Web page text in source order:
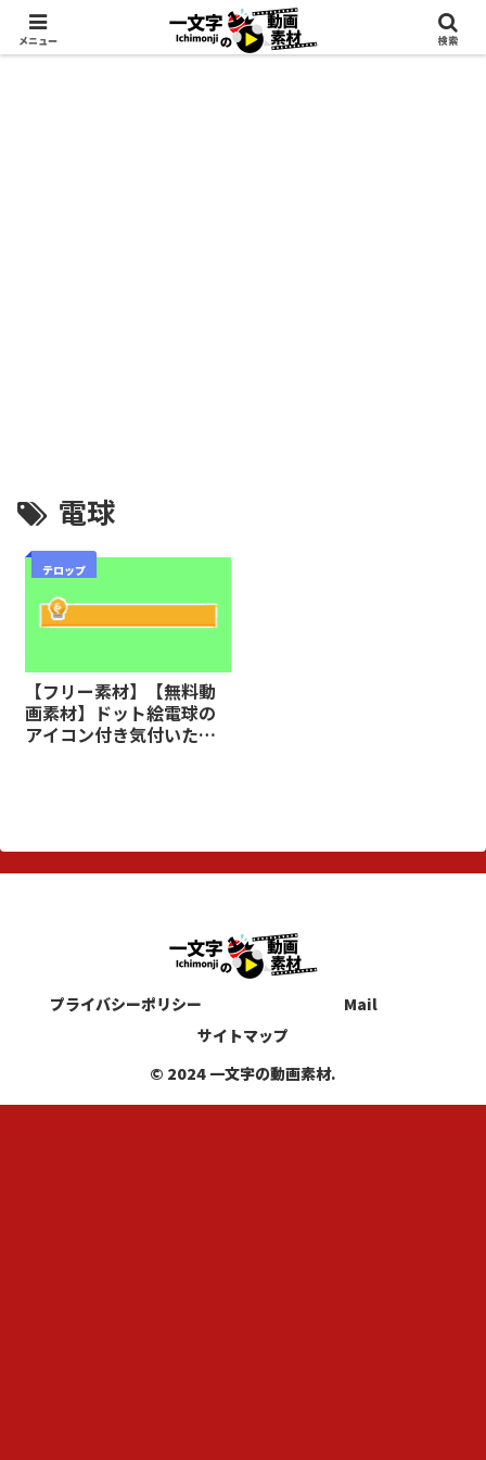
電球
テロップ
【フリー素材】【無料動
画素材】ドット絵電球の
アイコン付き気付いたテ
プライバシーポリシー
Mail
サイトマップ
© 2024 一文字の動画素材.
メニュー 検索